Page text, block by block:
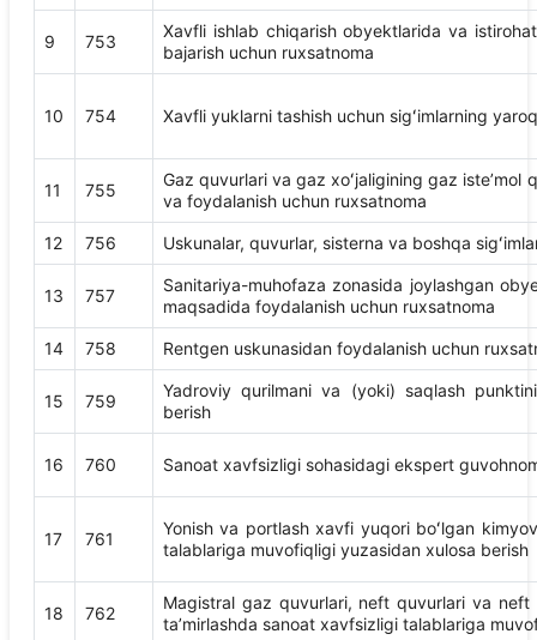
9 753
Xavfli ishlab chiqarish obyektlarida va
bajarish uchun ruxsatnoma
10 754 Xavfli yuklarni tashish uchun sigʻimlarning
11 755
Gaz quvurlari va gaz xoʻjaligining gaz isteʼmol
va foydalanish uchun ruxsatnoma
12 756 Uskunalar, quvurlar, sisterna va boshqa
13 757
Sanitariya-muhofaza zonasida joylashgan
maqsadida foydalanish uchun ruxsatnoma
14 758 Rentgen uskunasidan foydalanish uchun
15 759
Yadroviy qurilmani va (yoki) saqlash
berish
16 760 Sanoat xavfsizligi sohasidagi ekspert
17 761
Yonish va portlash xavfi yuqori boʻlgan
talablariga muvofiqligi yuzasidan xulosa berish
18 762
Magistral gaz quvurlari, neft quvurlari va neft
taʼmirlashda sanoat xavfsizligi talablariga